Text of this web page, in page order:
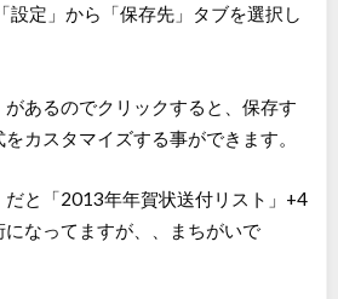
設定」から「保存先」タブを選択し
があるのでクリックすると、保存す
カスタマイズする事ができます。
と「2013年年賀状送付リスト」+4
なってますが、、まちがいで